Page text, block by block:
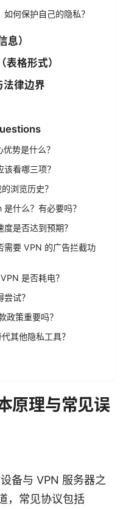
何保护自己的隐私？
息）
表格形式）
法律边界
势是什么？
看哪三项？
浏览历史？
什么？有必要吗？
是否达到预期？
需要 VPN 的广告拦截功
是否耗电？
试？
政策重要吗？
其他隐私工具？
原理与常见误
备与 VPN 服务器之
，常见协议包括